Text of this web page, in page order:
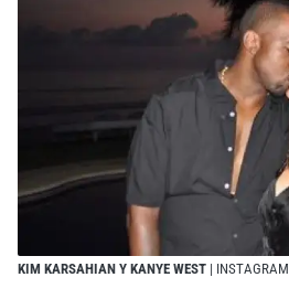
KIM KARSAHIAN Y KANYE WEST | INSTAGRAM